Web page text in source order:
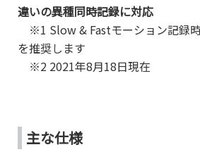
違いの異種同時記録に対応
※1 Slow & Fastモーション記録
を推奨します
※2 2021年8月18日現在
主な仕様